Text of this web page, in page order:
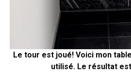
Le tour est joué! Voici mon
utilisé. Le résultat